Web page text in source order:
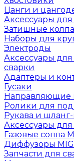
Цанги и
Аксессуары
Затишные
Наборы для
Электроды
Аксессуары для
сварки
Адаптеры и
Гусаки
Направляющие
Ролики для
Рукава и
Аксессуары
Газовые сопла
Диффузоры
Запчасти для